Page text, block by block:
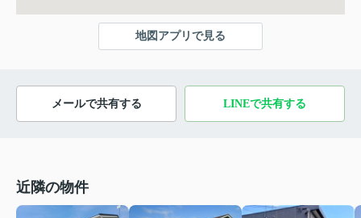
地図アプリで見る
メールで共有する LINEで共有する
近隣の物件